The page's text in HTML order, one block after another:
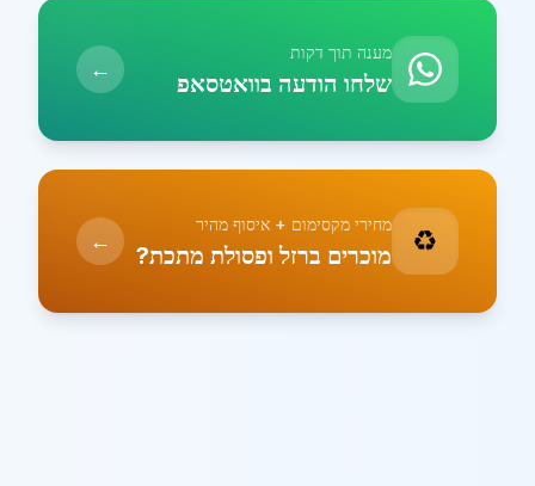
מענה תוך דקות
שלחו הודעה בוואטסאפ ←
♻️ מחירי מקסימום + איסוף מהיר
מוכרים ברזל ופסולת מתכת? ←